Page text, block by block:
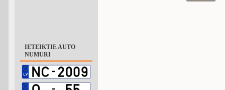
IETEIKTIE AUTO
NUMURI